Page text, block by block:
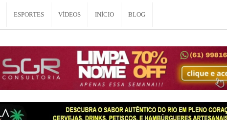
ESPORTES VÍDEOS INÍCIO BLOG